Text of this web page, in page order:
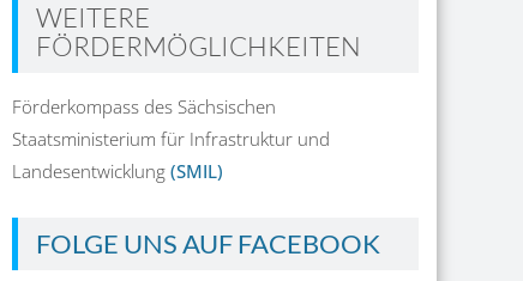
WEITERE
FÖRDERMÖGLICHKEITEN
Förderkompass des Sächsischen
Staatsministerium für Infrastruktur und
Landesentwicklung (SMIL)
FOLGE UNS AUF FACEBOOK